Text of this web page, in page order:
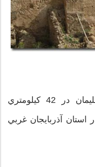
مجموعه آثار باستاني تخت سليمان در 42 كيلومتري
آذربايجان غربي